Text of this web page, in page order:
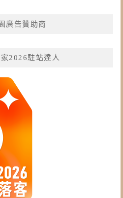
廣告贊助商
2026駐站達人